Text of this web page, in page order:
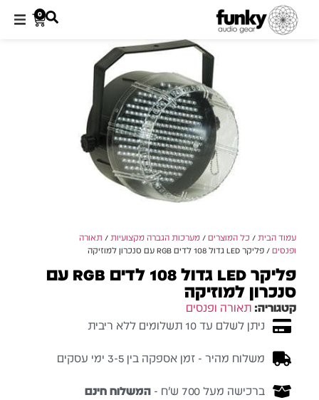
0
עמוד הבית / כל המוצרים /מערכות הגברה מקצועיות / תאורה
ופנסים / פליקר LED גדול 108 לדים RGB עם סנכרון למוזיקה
פליקר LED גדול 108 לדים RGB עם
סנכרון למוזיקה
קטגוריה:תאורה ופנסים
ניתן לשלם עד 10 תשלומים ללא ריבית
משלוח מהיר - זמן אספקה בין 3-5 ימי עסקים
ברכישה מעל 700 ש״ח - המשלוח חינם